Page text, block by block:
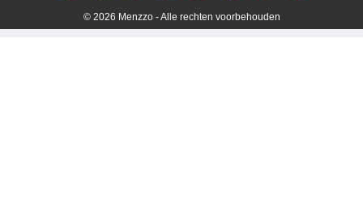
© 2026 Menzzo - Alle rechten voorbehouden